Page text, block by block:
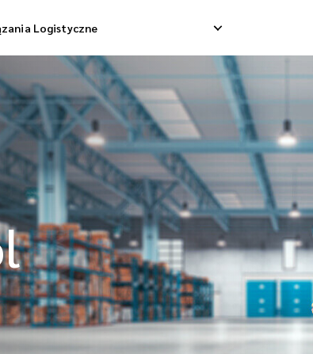
Logistyczne
Dropshippingowa
Towarowa
Wysyłek
Odbiór Zwrotny
Zarządzanie Zwrotami